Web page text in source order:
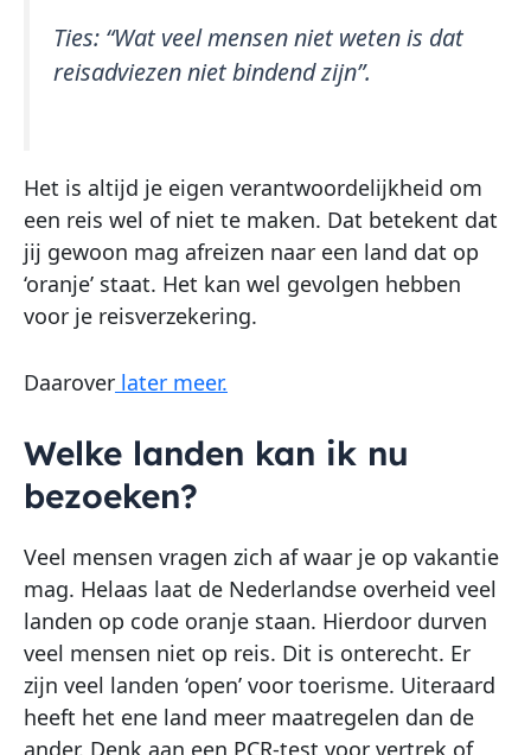
Ties: “Wat veel mensen niet weten is dat
reisadviezen niet bindend zijn”.
Het is altijd je eigen verantwoordelijkheid om
een reis wel of niet te maken. Dat betekent dat
jij gewoon mag afreizen naar een land dat op
‘oranje’ staat. Het kan wel gevolgen hebben
voor je reisverzekering.
Daarover later meer.
Welke landen kan ik nu
bezoeken?
Veel mensen vragen zich af waar je op vakantie
mag. Helaas laat de Nederlandse overheid veel
landen op code oranje staan. Hierdoor durven
veel mensen niet op reis. Dit is onterecht. Er
zijn veel landen ‘open’ voor toerisme. Uiteraard
heeft het ene land meer maatregelen dan de